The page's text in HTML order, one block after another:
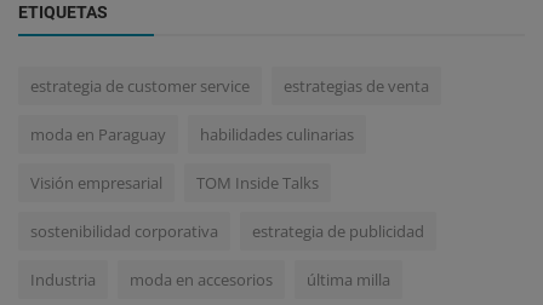
ETIQUETAS
estrategia de customer service estrategias de venta
moda en Paraguay habilidades culinarias
Visión empresarial TOM Inside Talks
sostenibilidad corporativa estrategia de publicidad
Industria moda en accesorios última milla